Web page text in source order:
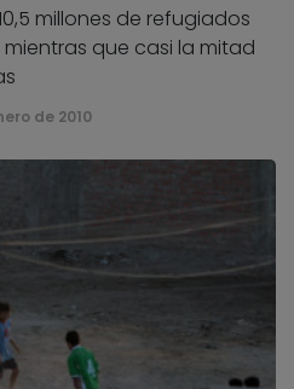
millones de refugiados
que casi la mitad
de 2010